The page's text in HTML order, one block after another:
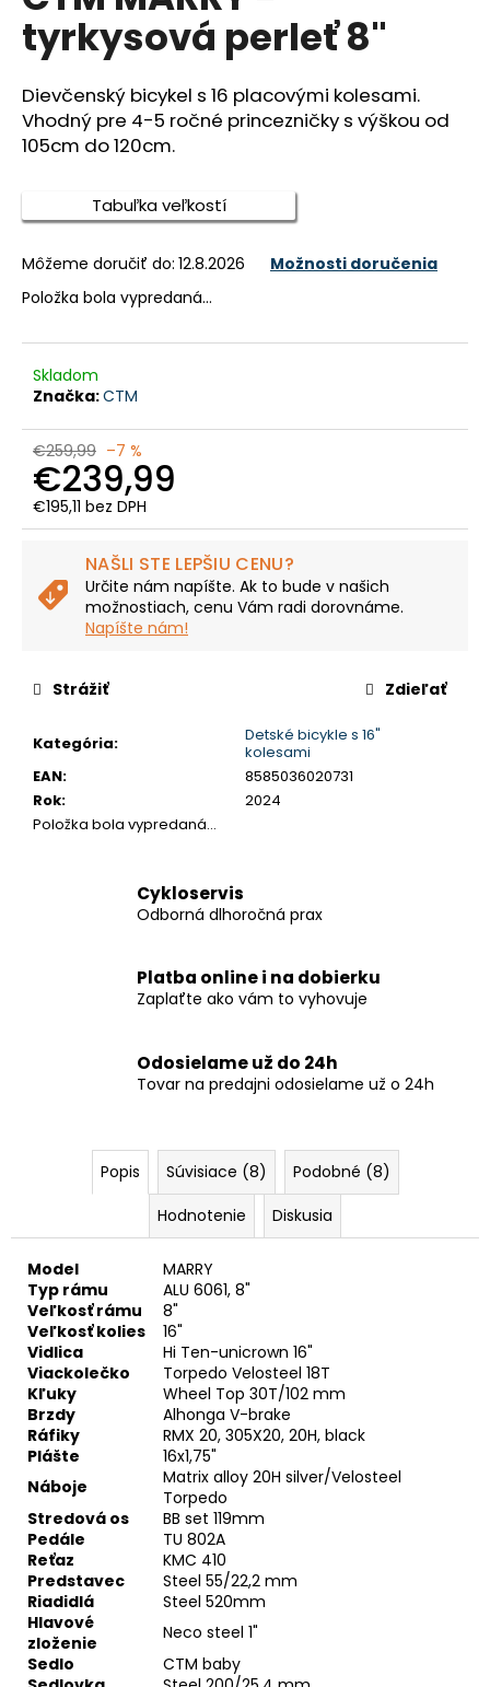
0,0
z
hviezdičiek.
tyrkysová perleť 8"
Dievčenský bicykel s 16 placovými kolesami.
Vhodný pre 4-5 ročné princezničky s výškou od
105cm do 120cm.
Tabuľka veľkostí
Môžeme doručiť do: 12.8.2026
Možnosti doručenia
Položka bola vypredaná…
Skladom
Značka:CTM
€259,99 –7 %
€239,99
€195,11 bez DPH
Jednotková
NAŠLI STE LEPŠIU CENU?
Určite nám napíšte. Ak to bude v našich
možnostiach, cenu Vám radi dorovnáme.
Napíšte nám!
Kategória:
Detské bicykle s 16"
kolesami
EAN:
8585036020731
Rok:
2024
Položka bola vypredaná…
Strážiť Zdieľať
Cykloservis
Odborná dlhoročná prax
Platba online i na dobierku
Zaplaťte ako vám to vyhovuje
Odosielame už do 24h
Tovar na predajni odosielame už o 24h
Popis Súvisiace (8)
Podobné (8)
Hodnotenie
Diskusia
Model
MARRY
Typ rámu
ALU 6061, 8"
Veľkosť rámu
8"
Veľkosť kolies
16"
Vidlica
Hi Ten-unicrown 16"
Viackolečko
Torpedo Velosteel 18T
Kľuky
Wheel Top 30T/102 mm
Brzdy
Alhonga V-brake
Ráfiky
RMX 20, 305X20, 20H, black
Plášte
16x1,75"
Náboje
Matrix alloy 20H silver/Velosteel
Torpedo
Stredová os
BB set 119mm
Pedále
TU 802A
Reťaz
KMC 410
Predstavec
Steel 55/22,2 mm
Riadidlá
Steel 520mm
Hlavové
zloženie
Neco steel 1"
Sedlo
CTM baby
á
j
s
ť
?
HĽADAŤ
O
d
p
o
ú
č
a
MATNÁ
LESKLÁ
ČIERNA
€2
700
Pôvodne: